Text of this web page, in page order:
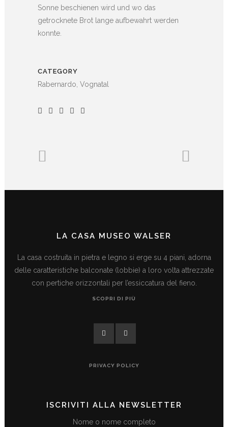
Sonne beschienen wird und wo das
getrocknete Brot lange aufbewahrt werden
konnte.
CATEGORY
Rabernardo, Vognatal
LA CASA MUSEO WALSER
La casa costruita in pietra e legno si erge su 4 piani, adorna
delle caratteristiche balconate (lobbie) a loro volta attrezzate
con pertiche orizzontali per l’essiccatura del fieno.
SCOPRI DI PIÙ
PRIVACY POLICY
ISCRIVITI ALLA NEWSLETTER
Nome o nome completo